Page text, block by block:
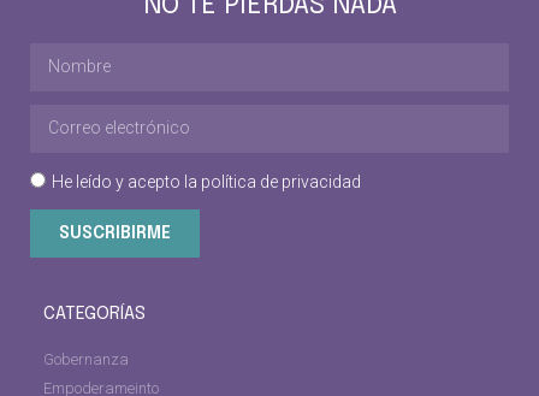
CATEGORÍAS
Gobernanza
Empoderameinto
NO TE PIERDAS NADA
He leído y acepto la política de privacidad
SUSCRIBIRME